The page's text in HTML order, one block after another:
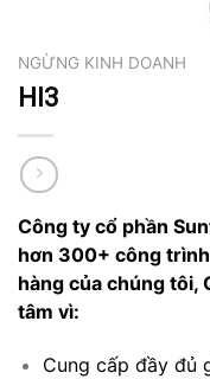
NGỪNG KINH DOANH
HI3
Công ty cổ phần
hơn 300+ công
hàng của chúng tôi,
tâm vì:
Cung cấp đầy đủ